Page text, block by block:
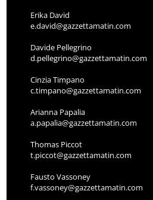
Erika David
e.david@gazzettamatin.com
Davide Pellegrino
d.pellegrino@gazzettamatin.com
Cinzia Timpano
c.timpano@gazzettamatin.com
Arianna Papalia
a.papalia@gazzettamatin.com
Thomas Piccot
t.piccot@gazzettamatin.com
Fausto Vassoney
f.vassoney@gazzettamatin.com